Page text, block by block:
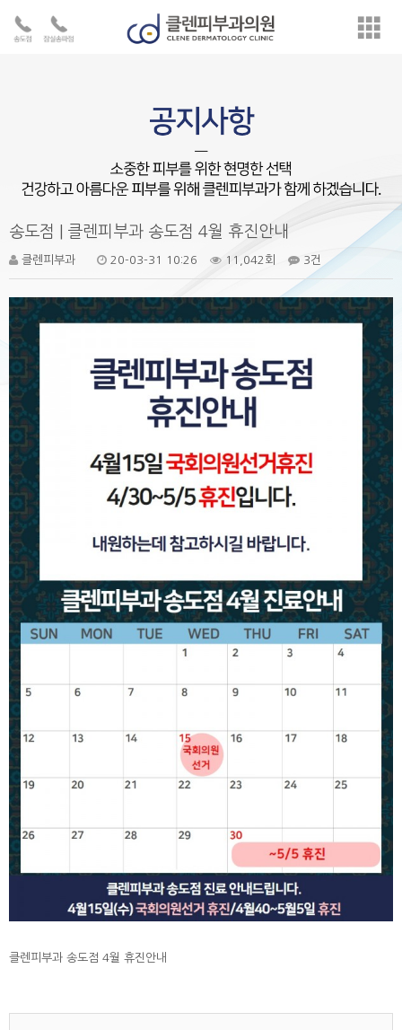
송도점 | 클렌피부과 송도점 4월 휴진안내
클렌피부과 20-03-31 10:26 11,042회 3건
클렌피부과 송도점 4월 휴진안내